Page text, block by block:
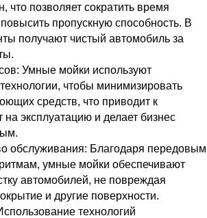
что позволяет сократить время
пропускную способность. В
получают чистый автомобиль за
Умные мойки используют
чтобы минимизировать
средств, что приводит к
эксплуатацию и делает бизнес
обслуживания: Благодаря передовым
умные мойки обеспечивают
автомобилей, не повреждая
и другие поверхности.
технологий